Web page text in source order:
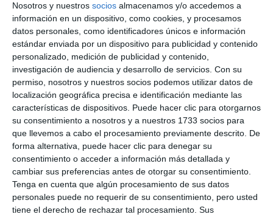
Nosotros y nuestros socios almacenamos y/o accedemos a
información en un dispositivo, como cookies, y procesamos
datos personales, como identificadores únicos e información
estándar enviada por un dispositivo para publicidad y contenido
personalizado, medición de publicidad y contenido,
investigación de audiencia y desarrollo de servicios. Con su
permiso, nosotros y nuestros socios podemos utilizar datos de
localización geográfica precisa e identificación mediante las
características de dispositivos. Puede hacer clic para otorgarnos
su consentimiento a nosotros y a nuestros 1733 socios para
que llevemos a cabo el procesamiento previamente descrito. De
forma alternativa, puede hacer clic para denegar su
consentimiento o acceder a información más detallada y
cambiar sus preferencias antes de otorgar su consentimiento.
Tenga en cuenta que algún procesamiento de sus datos
personales puede no requerir de su consentimiento, pero usted
tiene el derecho de rechazar tal procesamiento. Sus
El domingo 11 será la bendición
de la sagrada imagen del Dulce
Nombre de Jesús
ACTUALIDAD
El Teatro Manuel España acoge
este viernes la obra ‘María es
nombre de mujer’
ACTUALIDAD
El Dulce Nombre de Jesús
organiza una peregrinación a
Caravaca de la Cruz
ACTUALIDAD